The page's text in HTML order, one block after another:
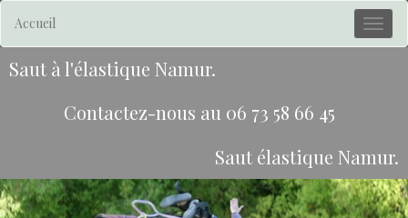
Accueil
Saut à l'élastique Namur.
Contactez-nous au 06 73 58 66 45
Saut élastique Namur.